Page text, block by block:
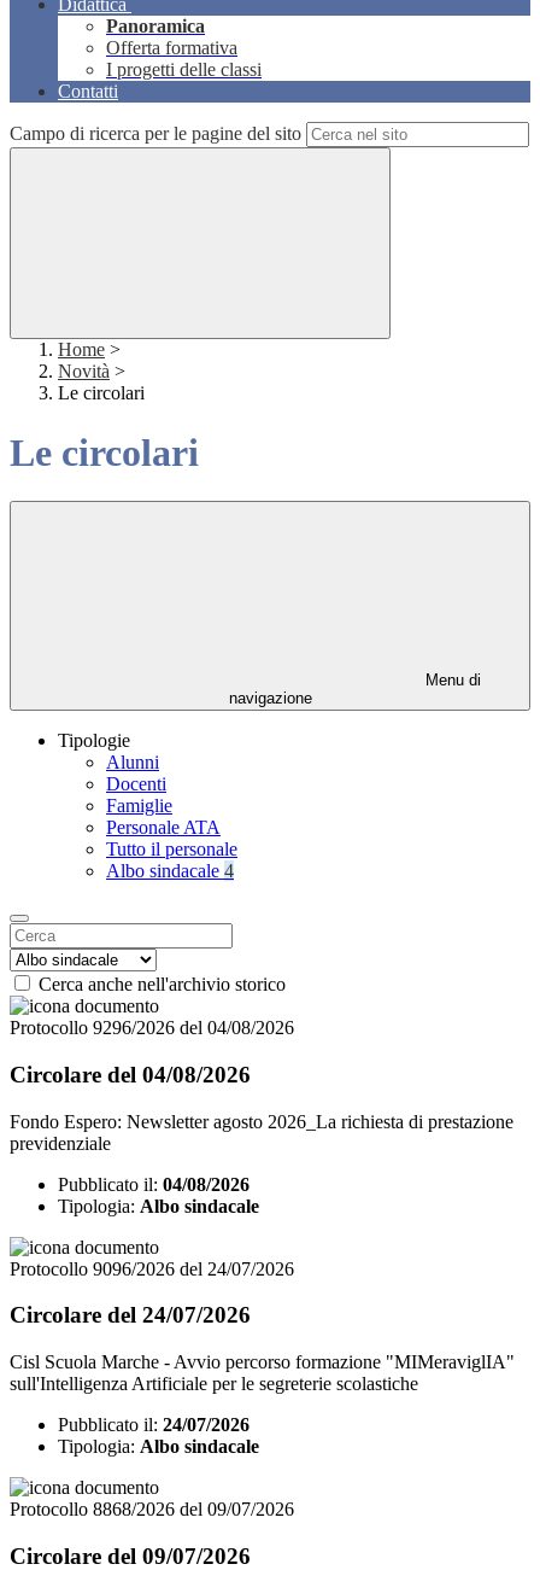
Didattica
Panoramica
Offerta formativa
I progetti delle classi
Contatti
Campo di ricerca per le pagine del sito
Home >
Novità >
Le circolari
Le circolari
Menu di
navigazione
Tipologie
Alunni
Docenti
Famiglie
Personale ATA
Tutto il personale
Albo sindacale 4
Cerca anche nell'archivio storico
Protocollo 9296/2026 del 04/08/2026
Circolare del 04/08/2026
Fondo Espero: Newsletter agosto 2026_La richiesta di prestazione
previdenziale
Pubblicato il: 04/08/2026
Tipologia: Albo sindacale
Protocollo 9096/2026 del 24/07/2026
Circolare del 24/07/2026
Cisl Scuola Marche - Avvio percorso formazione "MIMeraviglIA"
sull'Intelligenza Artificiale per le segreterie scolastiche
Pubblicato il: 24/07/2026
Tipologia: Albo sindacale
Protocollo 8868/2026 del 09/07/2026
Circolare del 09/07/2026